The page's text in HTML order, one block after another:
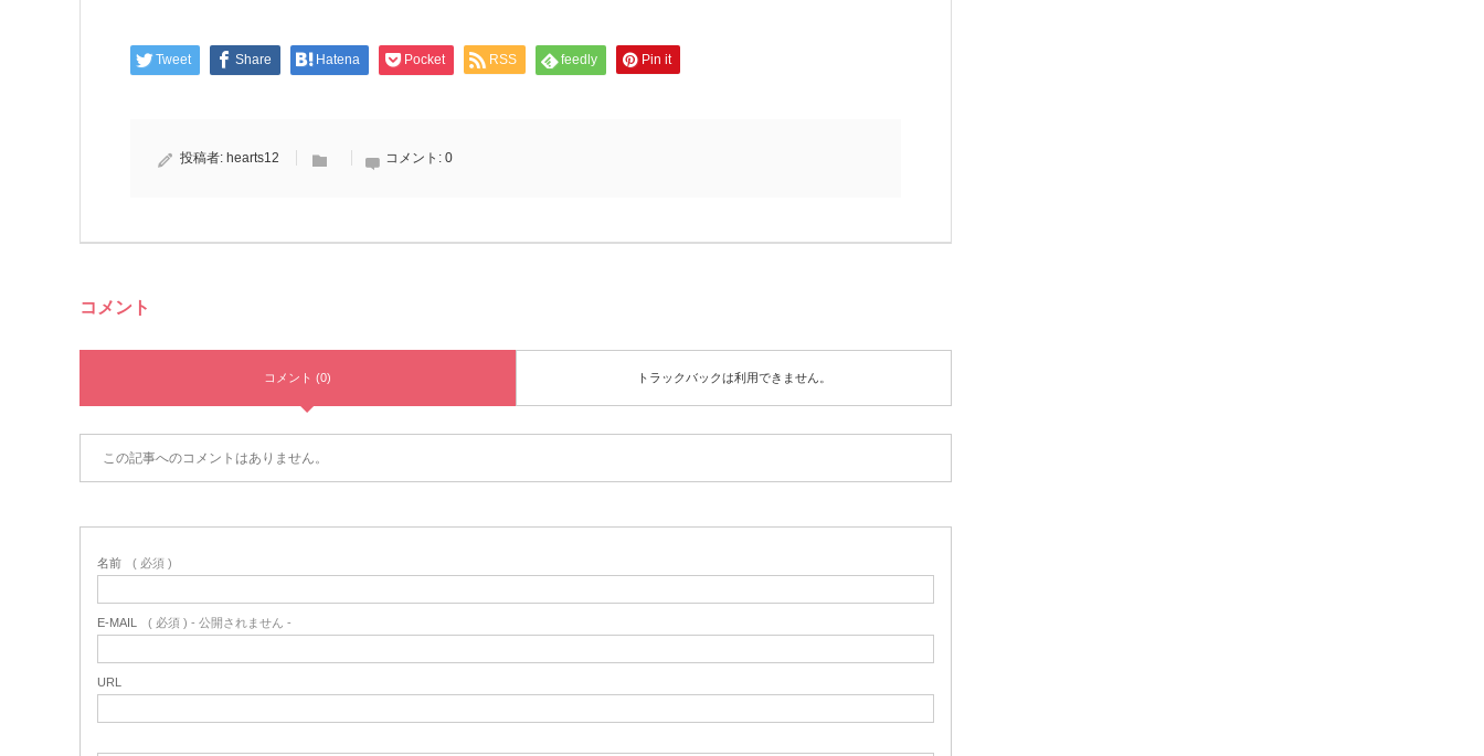
Tweet Share Hatena Pocket RSS feedly Pin it
投稿者: hearts12 コメント: 0
コメント
コメント (0) トラックバックは利用できません。
この記事へのコメントはありません。
名前 ( 必須 )
E-MAIL ( 必須 ) - 公開されません -
URL